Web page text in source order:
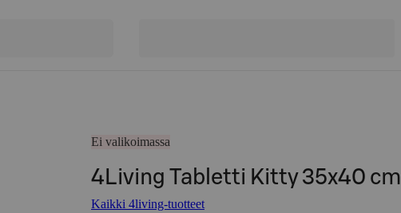
Ei valikoimassa
4Living Tabletti Kitty 35x40 cm
Kaikki 4living-tuotteet